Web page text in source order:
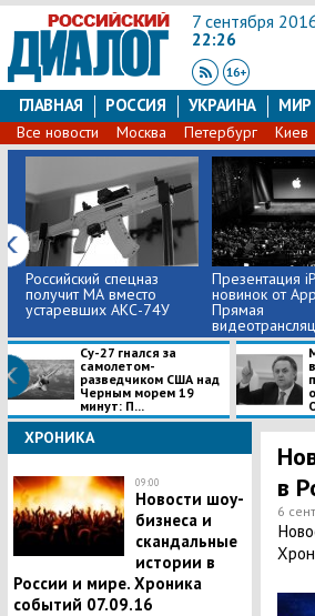
7 сентября
22:26
ГЛАВНАЯ РОССИЯ УКРАИНА МИР
Все новости Москва Петербург Киев
Российский спецназ
получит МА вместо
устаревших АКС-74У
Презентация
новинок от
Прямая
Су-27 гнался за
самолетом-
разведчиком США над
Черным морем 19
минут: П...
ХРОНИКА
09:00
Новости шоу-
бизнеса и
скандальные
истории в
России и мире. Хроника
событий 07.09.16
в
6